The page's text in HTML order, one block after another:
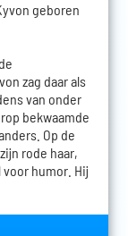
geboren
zag daar als
van onder
bekwaamde
Op de
rode haar,
humor. Hij